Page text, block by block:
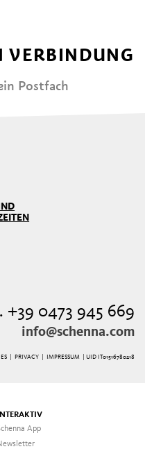
VERBINDUNG
Postfach
+39 0473 945 669
info@schenna.com
| PRIVACY| IMPRESSUM | UID IT01516780218
INTERAKTIV
App